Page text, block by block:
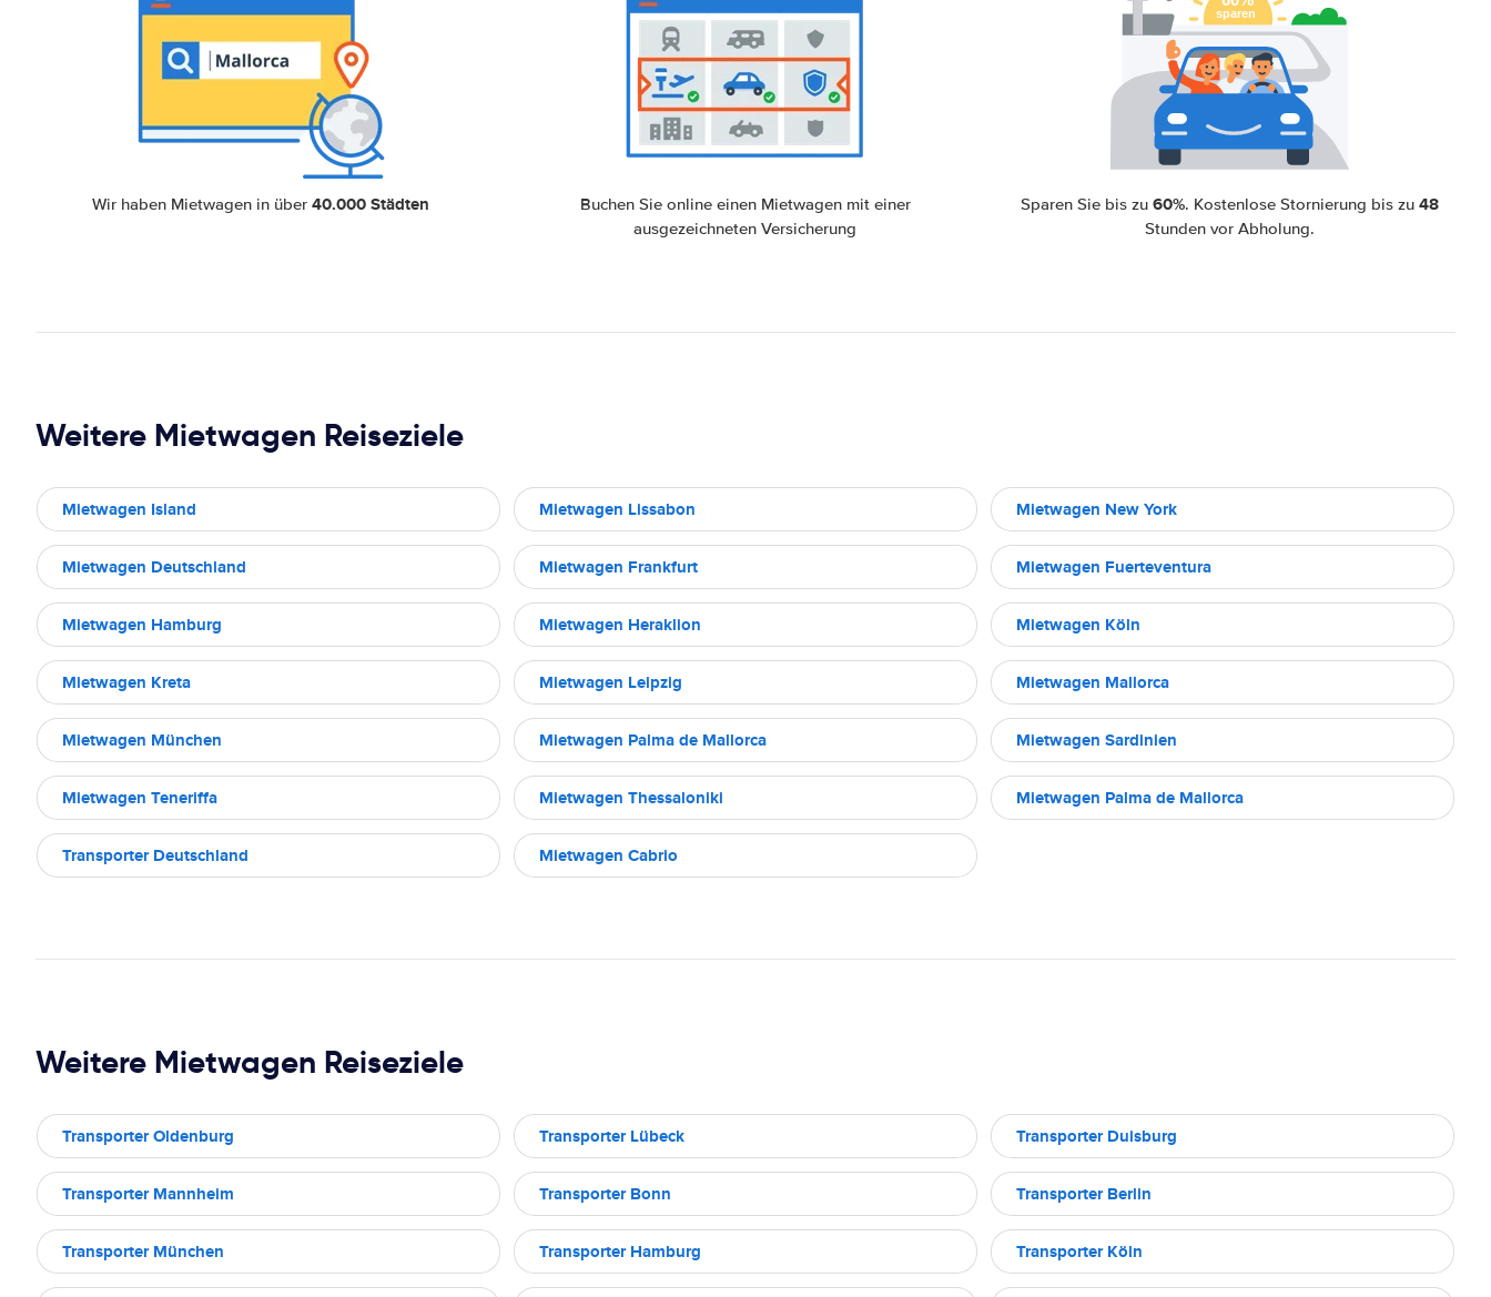
Wir haben Mietwagen in über40.000 Städten
Buchen Sie online einen Mietwagen mit einer
ausgezeichneten Versicherung
Sparen Sie bis zu60%. Kostenlose Stornierung bis zu48
Stunden vor Abholung.
Weitere Mietwagen Reiseziele
Mietwagen Island Mietwagen Lissabon Mietwagen New York
Mietwagen Deutschland Mietwagen Frankfurt Mietwagen Fuerteventura
Mietwagen Hamburg Mietwagen Heraklion Mietwagen Köln
Mietwagen Kreta Mietwagen Leipzig Mietwagen Mallorca
Mietwagen München Mietwagen Palma de Mallorca Mietwagen Sardinien
Mietwagen Teneriffa Mietwagen Thessaloniki Mietwagen Palma de Mallorca
Transporter Deutschland Mietwagen Cabrio
Weitere Mietwagen Reiseziele
Transporter Oldenburg Transporter Lübeck Transporter Duisburg
Transporter Mannheim Transporter Bonn Transporter Berlin
Transporter München Transporter Hamburg Transporter Köln